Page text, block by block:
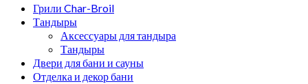
Грили Char-Broil
Тандыры
Аксессуары для тандыра
Тандыры
Двери для бани и сауны
Отделка и декор бани